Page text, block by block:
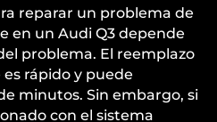
reparar un problema de
en un Audi Q3 depende
problema. El reemplazo
rápido y puede
minutos. Sin embargo, si
con el sistema